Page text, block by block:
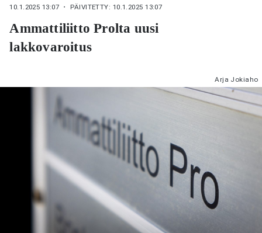
10.1.2025 13:07 ・ PÄIVITETTY: 10.1.2025 13:07
Ammattiliitto Prolta uusi
lakkovaroitus
Arja Jokiaho